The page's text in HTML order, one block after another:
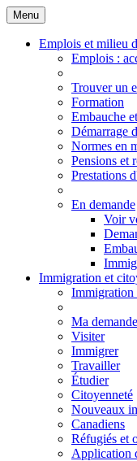
Menu
Principales
Menu
Emplois et milieu
Emplois :
Trouver un
Formation
Embauche
Démarrage
Normes en
Pensions et
Prestations
En demande
Voir
Immigration et
Immigration
Ma demande
Visiter
Immigrer
Travailler
Étudier
Citoyenneté
Nouveaux
Canadiens
Réfugiés et
Application